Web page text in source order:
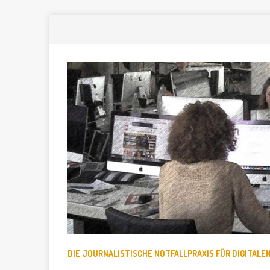
DIE JOURNALISTISCHE NOTFALLPRAXIS FÜR